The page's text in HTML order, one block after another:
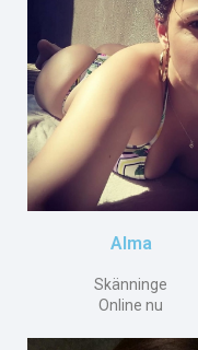
Alma
Skänninge
Online nu